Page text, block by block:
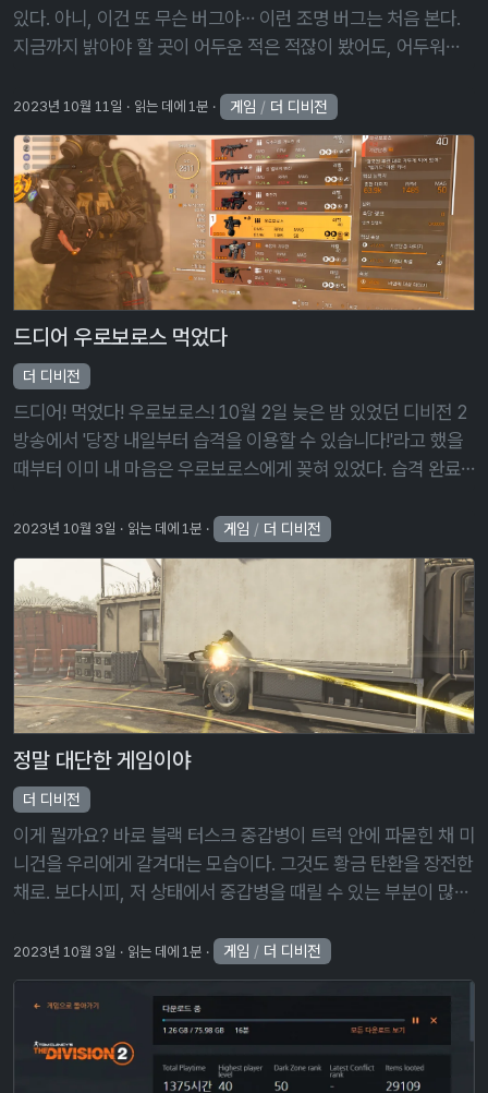
있다. 아니, 이건 또 무슨 버그야… 이런 조명 버그는 처음 본다.
지금까지 밝아야 할 곳이 어두운 적은 적잖이 봤어도, 어두워야
대체 무슨 …
2023년 10월 11일 읽는 데에 1분 게임 / 더 디비전
드디어 우로보로스 먹었다
더 디비전
드디어! 먹었다! 우로보로스! 10월 2일 늦은 밤 있었던 디비전 2
방송에서 '당장 내일부터 습격을 이용할 수 있습니다!'라고 했을
때부터 이미 내 마음은 우로보로스에게 꽂혀 있었다. 습격 완료
1%의 …
2023년 10월 3일 읽는 데에 1분 게임 / 더 디비전
정말 대단한 게임이야
더 디비전
이게 뭘까요? 바로 블랙 터스크 중갑병이 트럭 안에 파묻힌 채 미
니건을 우리에게 갈겨대는 모습이다. 그것도 황금 탄환을 장전한
채로. 보다시피, 저 상태에서 중갑병을 때릴 수 있는 부분이 많지
임이야, …
2023년 10월 3일 읽는 데에 1분 게임 / 더 디비전